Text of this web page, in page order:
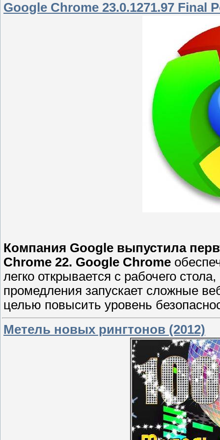
Google Chrome 23.0.1271.97 Final
Компания Google выпустила
Chrome 22. Google Chrome
легко открывается с рабочего
промедления запускает сложные
целью повысить уровень
Метель новых рингтонов (2012)